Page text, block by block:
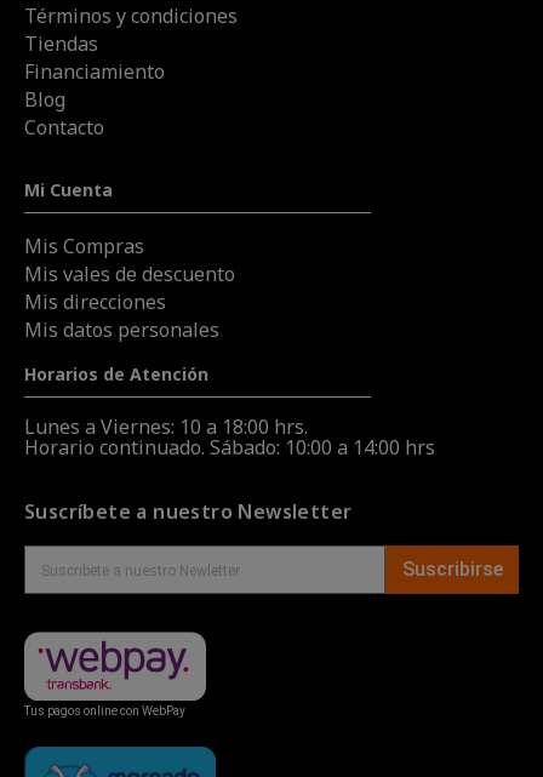
Términos y condiciones
Tiendas
Financiamiento
Blog
Contacto
Mi Cuenta
Mis Compras
Mis vales de descuento
Mis direcciones
Mis datos personales
Horarios de Atención
Lunes a Viernes: 10 a 18:00 hrs.
Horario continuado. Sábado: 10:00 a 14:00 hrs
Suscríbete a nuestro Newsletter
Suscribirse
Tus pagos online con WebPay